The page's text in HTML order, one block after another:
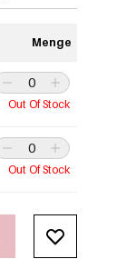
Menge
Out Of Stock
Out Of Stock